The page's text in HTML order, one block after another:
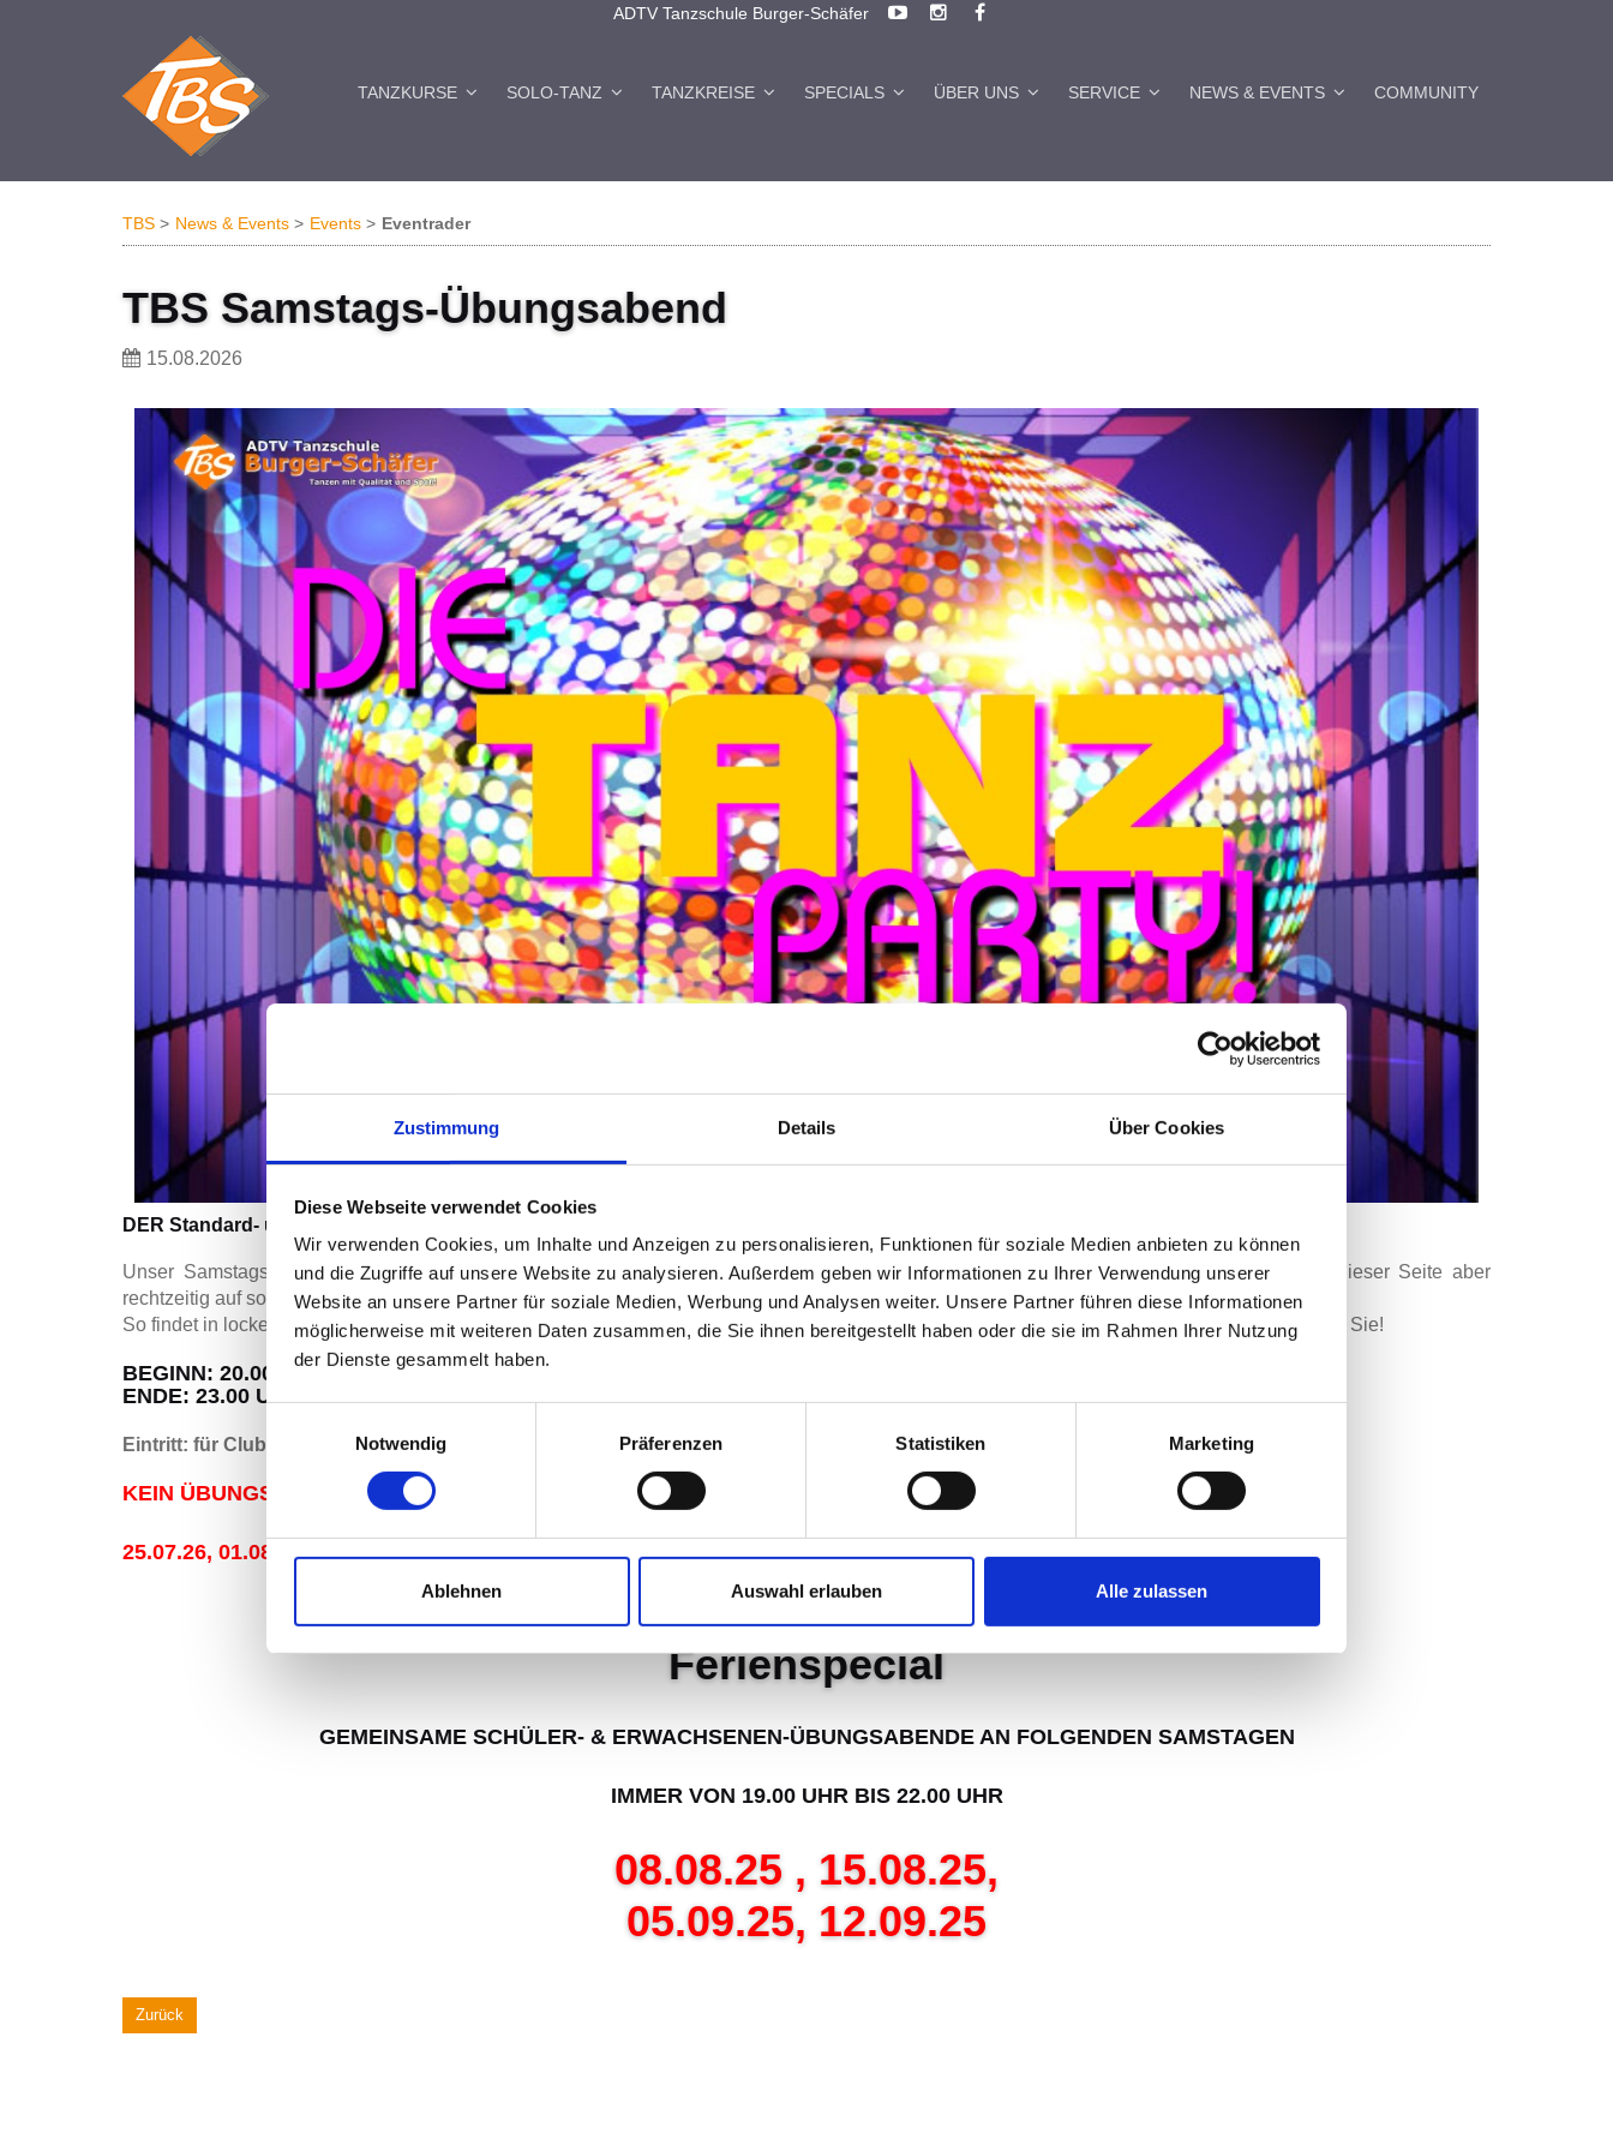
Zustimmung Details Über Cookies
Diese Webseite verwendet Cookies
Wir verwenden Cookies, um Inhalte und Anzeigen zu personalisieren, Funktionen für soziale Medien anbieten zu können
und die Zugriffe auf unsere Website zu analysieren. Außerdem geben wir Informationen zu Ihrer Verwendung unserer
Website an unsere Partner für soziale Medien, Werbung und Analysen weiter. Unsere Partner führen diese Informationen
möglicherweise mit weiteren Daten zusammen, die Sie ihnen bereitgestellt haben oder die sie im Rahmen Ihrer Nutzung
der Dienste gesammelt haben.
Notwendig
Präferenzen Statistiken Marketing
Ablehnen Auswahl erlauben Alle zulassen
ADTV Tanzschule Burger-Schäfer
TANZKURSE SOLO-TANZ TANZKREISE SPECIALS ÜBER UNS SERVICE NEWS & EVENTS COMMUNITY
TBS News & Events Events Eventrader
TBS Samstags-Übungsabend
15.08.2026
DER Standard- und Latein-Übungsabend in Stuttgart!
Unser Samstags-Übungsabend findet auch in Schulferien statt! (außer an Feiertagen und an speziellen Terminen, wir weisen hier auf dieser Seite aber
rechtzeitig auf solche Termine hin)
So findet in lockerer und fröhlicher Atmosphäre unser spezieller Übungsabend für Erwachsene statt. Tolle Musik - von ABBA bis Zappa - erwartet Sie!
BEGINN: 20.00 UHR
ENDE: 23.00 UHR
Eintritt: für Clubmitglieder € 6,50
KEIN ÜBUNGSABEND AN FOLGENDEN TERMINEN:
25.07.26, 01.08.26, 22.08.26, 29.08.26
Ferienspecial
GEMEINSAME SCHÜLER- & ERWACHSENEN-ÜBUNGSABENDE AN FOLGENDEN SAMSTAGEN
IMMER VON 19.00 UHR BIS 22.00 UHR
08.08.25 , 15.08.25,
05.09.25, 12.09.25
Zurück